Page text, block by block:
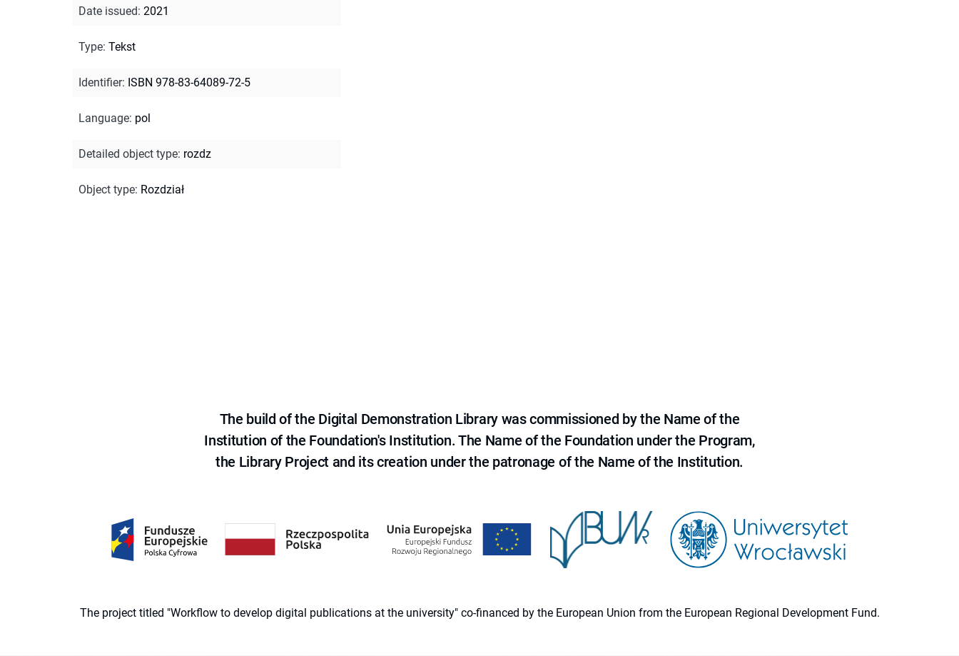
Date issued: 2021
Type: Tekst
Identifier: ISBN 978-83-64089-72-5
Language: pol
Detailed object type: rozdz
Object type: Rozdział
The build of the Digital Demonstration Library was commissioned by the Name of the
Institution of the Foundation's Institution. The Name of the Foundation under the Program,
the Library Project and its creation under the patronage of the Name of the Institution.
The project titled "Workflow to develop digital publications at the university" co-financed by the European Union from the European Regional Development Fund.